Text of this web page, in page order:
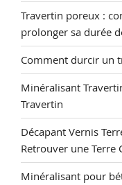
Travertin poreux :
prolonger sa durée
Comment durcir un
Minéralisant
Travertin
Décapant Vernis
Retrouver une Terre
Minéralisant pour